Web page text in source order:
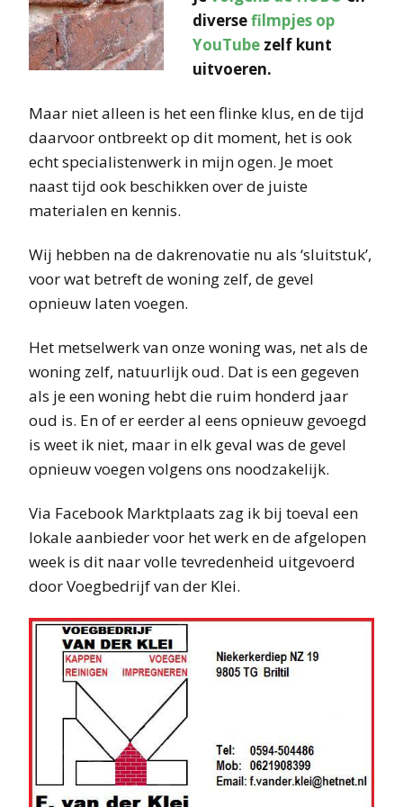
diversefilmpjes op
YouTube zelf kunt
uitvoeren.
Maar niet alleen is het een flinke klus, en de tijd
daarvoor ontbreekt op dit moment, het is ook
echt specialistenwerk in mijn ogen. Je moet
naast tijd ook beschikken over de juiste
materialen en kennis.
Wij hebben na de dakrenovatie nu als ‘sluitstuk’,
voor wat betreft de woning zelf, de gevel
opnieuw laten voegen.
Het metselwerk van onze woning was, net als de
woning zelf, natuurlijk oud. Dat is een gegeven
als je een woning hebt die ruim honderd jaar
oud is. En of er eerder al eens opnieuw gevoegd
is weet ik niet, maar in elk geval was de gevel
opnieuw voegen volgens ons noodzakelijk.
Via Facebook Marktplaats zag ik bij toeval een
lokale aanbieder voor het werk en de afgelopen
week is dit naar volle tevredenheid uitgevoerd
door Voegbedrijf van der Klei.